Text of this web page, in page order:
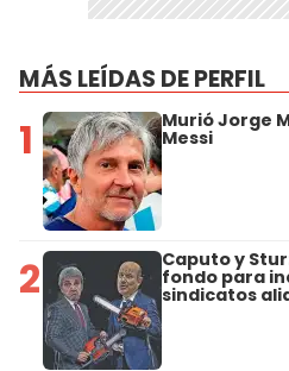
MÁS LEÍDAS DE PERFIL
1 Murió Jorge
Messi
2 Caputo y
fondo para
sindicatos